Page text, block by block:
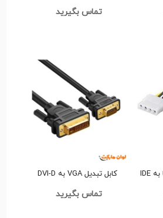
تماس بگیرید
پخش عمده کابل ساتا به IDE
کابل تبدیل VGA به DVI-D
تماس بگیرید